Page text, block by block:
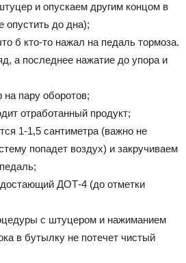
и опускаем другим концом в
опустить до дна);
б кто-то нажал на педаль тормоза.
а последнее нажатие до упора и
пару оборотов;
отработанный продукт;
1-1,5 сантиметра (важно не
попадет воздух) и закручиваем
ДОТ-4 (до отметки
с штуцером и нажиманием
в бутылку не потечет чистый